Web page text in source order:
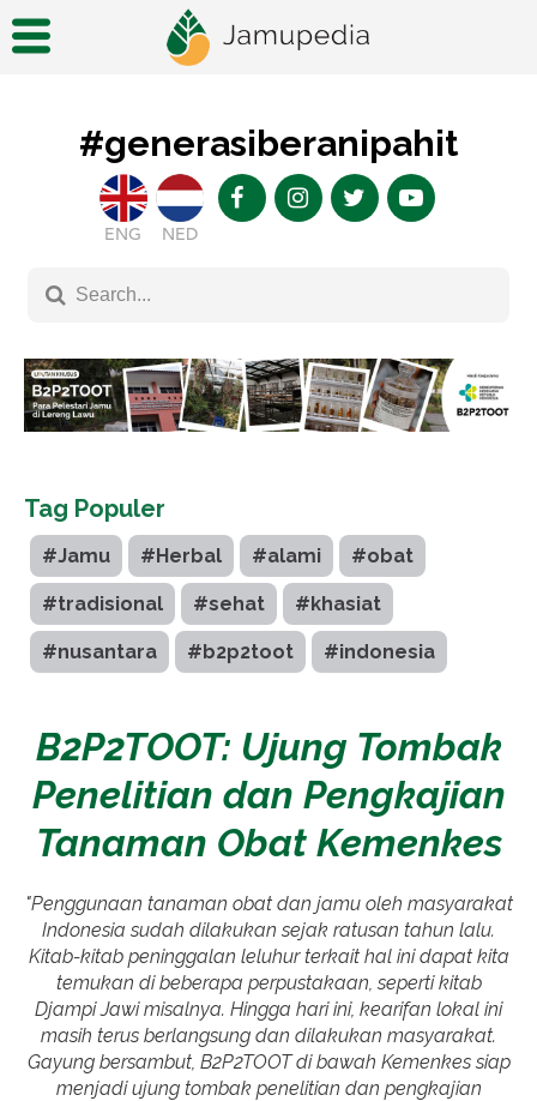
#generasiberanipahit
ENG NED
Tag Populer
#Jamu #Herbal #alami #obat
#tradisional #sehat #khasiat
#nusantara #b2p2toot #indonesia
B2P2TOOT: Ujung Tombak
Penelitian dan Pengkajian
Tanaman Obat Kemenkes
"Penggunaan tanaman obat dan jamu oleh masyarakat
Indonesia sudah dilakukan sejak ratusan tahun lalu.
Kitab-kitab peninggalan leluhur terkait hal ini dapat kita
temukan di beberapa perpustakaan, seperti kitab
Djampi Jawi misalnya. Hingga hari ini, kearifan lokal ini
masih terus berlangsung dan dilakukan masyarakat.
Gayung bersambut, B2P2TOOT di bawah Kemenkes siap
menjadi ujung tombak penelitian dan pengkajian